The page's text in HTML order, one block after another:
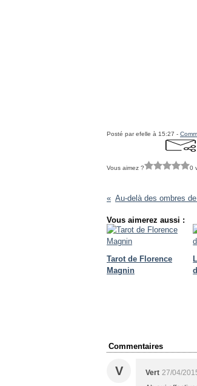
Posté par efelle à 15:27 -
Vous aimez ? 0
Vous aimerez aussi :
Tarot de Florence
Magnin
Commentaires
V Vert 27/04/